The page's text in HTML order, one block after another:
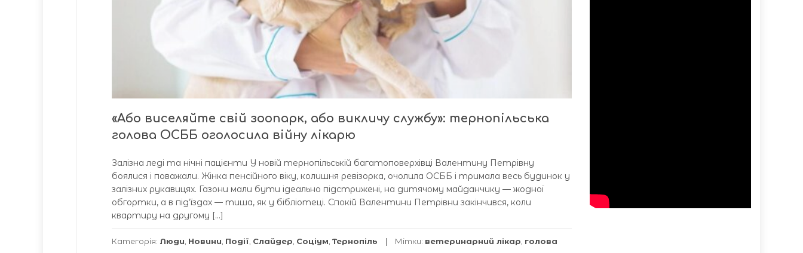
«Або виселяйте свій зоопарк, або викличу службу»: тернопільська
голова ОСББ оголосила війну лікарю
Залізна леді та нічні пацієнти У новій тернопільській багатоповерхівці Валентину Петрівну
боялися і поважали. Жінка пенсійного віку, колишня ревізорка, очолила ОСББ і тримала весь будинок у
залізних рукавицях. Газони мали бути ідеально підстрижені, на дитячому майданчику — жодної
обгортки, а в під’їздах — тиша, як у бібліотеці. Спокій Валентини Петрівни закінчився, коли
квартиру на другому […]
Категорія: Люди, Новини, Події, Слайдер, Соціум, Тернопіль Мітки: ветеринарний лікар, голова